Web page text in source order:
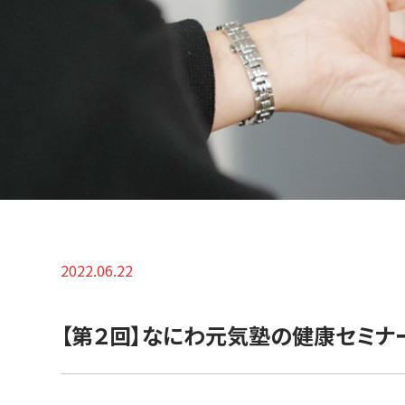
2022.06.22
【第２回】なにわ元気塾の健康セミナ